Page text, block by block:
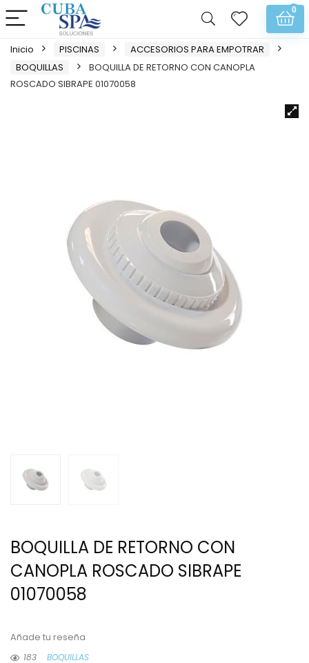
0
Inicio PISCINAS
ACCESORIOS PARA EMPOTRAR
BOQUILLAS
BOQUILLA DE RETORNO CON CANOPLA
ROSCADO SIBRAPE 01070058
BOQUILLA DE RETORNO CON
CANOPLA ROSCADO SIBRAPE
01070058
Añade tu reseña
183
BOQUILLAS